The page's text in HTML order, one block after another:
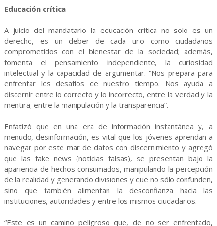
Educación crítica
A juicio del mandatario la educación crítica no solo es un
derecho, es un deber de cada uno como ciudadanos
comprometidos con el bienestar de la sociedad; además,
fomenta el pensamiento independiente, la curiosidad
intelectual y la capacidad de argumentar. “Nos prepara para
enfrentar los desafíos de nuestro tiempo. Nos ayuda a
discernir entre lo correcto y lo incorrecto, entre la verdad y la
mentira, entre la manipulación y la transparencia”.
Enfatizó que en una era de información instantánea y, a
menudo, desinformación, es vital que los jóvenes aprendan a
navegar por este mar de datos con discernimiento y agregó
que las fake news (noticias falsas), se presentan bajo la
apariencia de hechos consumados, manipulando la percepción
de la realidad y generando divisiones y que no sólo confunden,
sino que también alimentan la desconfianza hacia las
instituciones, autoridades y entre los mismos ciudadanos.
“Este es un camino peligroso que, de no ser enfrentado,